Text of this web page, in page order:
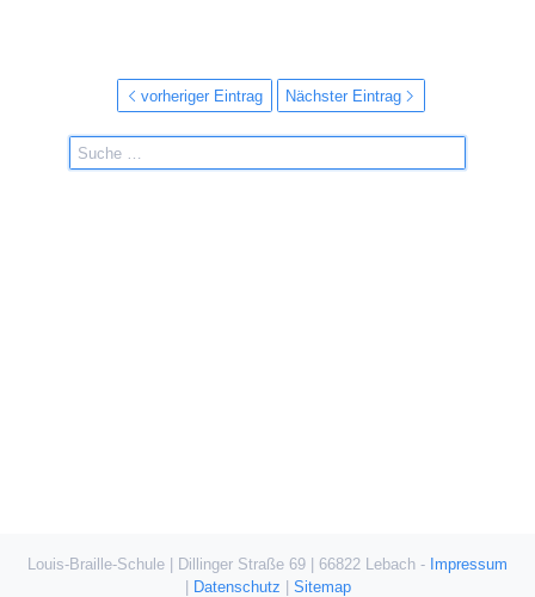
vorheriger Eintrag Nächster Eintrag
Louis-Braille-Schule | Dillinger Straße 69 | 66822 Lebach - Impressum
Datenschutz Sitemap